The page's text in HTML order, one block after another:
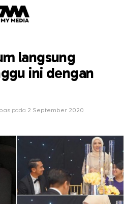
langsung
ini dengan
pada 2 September 2020